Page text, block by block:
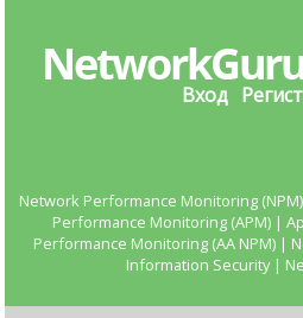
Вход
Network Performance Monitoring
Performance Monitoring (APM) |
Performance Monitoring (AA NPM) |
Information Security |